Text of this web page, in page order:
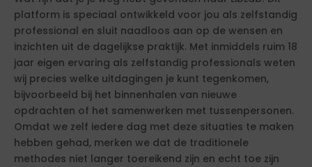
platform is speciaal ontwikkeld voor jou als zelfstandig
professional en sluit naadloos aan op de wensen en
inzichten uit de dagelijkse praktijk. Met inmiddels ruim 18
jaar eigen ervaring als zelfstandig professionals weten
wij precies welke uitdagingen je kunt tegenkomen,
bijvoorbeeld bij het binnenhalen van nieuwe
opdrachten of het samenwerken met tussenpersonen.
Omdat we zelf iedere dag met deze situaties te maken
hebben gehad, merken we dat de traditionele
methodes niet langer toereikend zijn en echt toe zijn